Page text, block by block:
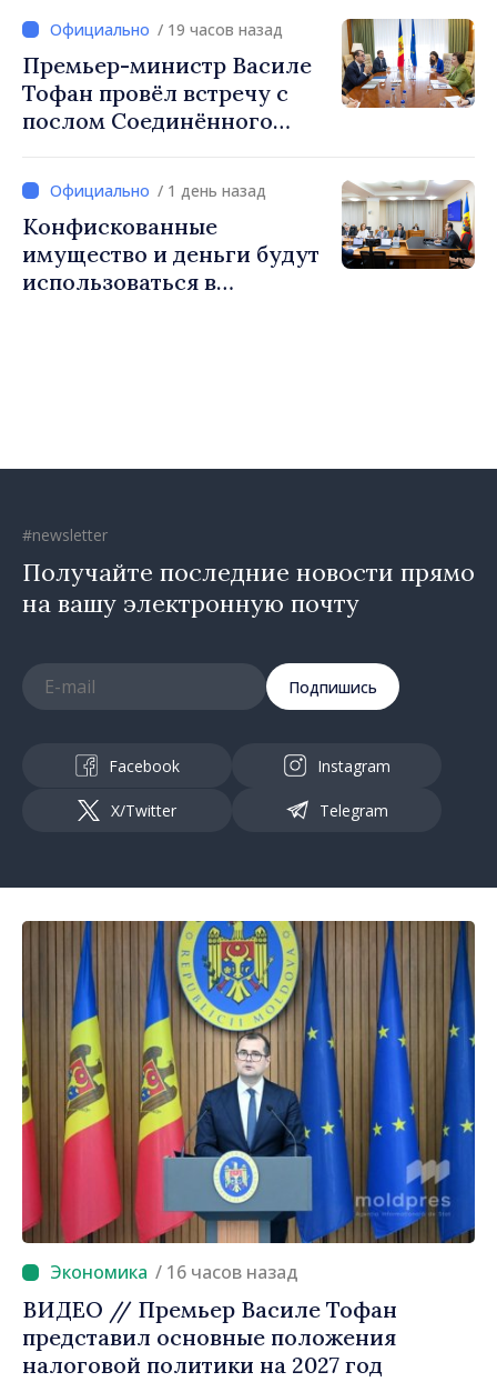
2027 год
/ 19 часов назад
Премьер-министр Василе
Тофан провёл встречу с
послом Соединённого
Великобритании и
Северной Ирландии Ферн
Хорин
/ 1 день назад
Конфискованные
имущество и деньги будут
использоваться в
#newsletter
Получайте последние новости прямо
на вашу электронную почту
Подпишись
Facebook Instagram
X/Twitter Telegram
/ 16 часов назад
ВИДЕО // Премьер Василе Тофан
представил основные положения
налоговой политики на 2027 год